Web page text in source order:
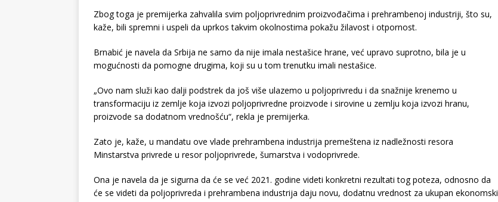
Zbog toga je premijerka zahvalila svim poljoprivrednim proizvođačima i prehrambenoj industriji, što su,
kaže, bili spremni i uspeli da uprkos takvim okolnostima pokažu žilavost i otpornost.
Brnabić je navela da Srbija ne samo da nije imala nestašice hrane, već upravo suprotno, bila je u
mogućnosti da pomogne drugima, koji su u tom trenutku imali nestašice.
„Ovo nam služi kao dalji podstrek da još više ulazemo u poljoprivredu i da snažnije krenemo u
transformaciju iz zemlje koja izvozi poljoprivredne proizvode i sirovine u zemlju koja izvozi hranu,
proizvode sa dodatnom vrednošću“, rekla je premijerka.
Zato je, kaže, u mandatu ove vlade prehrambena industrija premeštena iz nadležnosti resora
Minstarstva privrede u resor poljoprivrede, šumarstva i vodoprivrede.
Ona je navela da je sigurna da će se već 2021. godine videti konkretni rezultati tog poteza, odnosno da
će se videti da poljoprivreda i prehrambena industrija daju novu, dodatnu vrednost za ukupan ekonomski